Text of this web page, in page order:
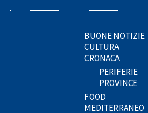
BUONE NOTIZIE
CULTURA
CRONACA
PERIFERIE
PROVINCE
FOOD
MEDITERRANEO